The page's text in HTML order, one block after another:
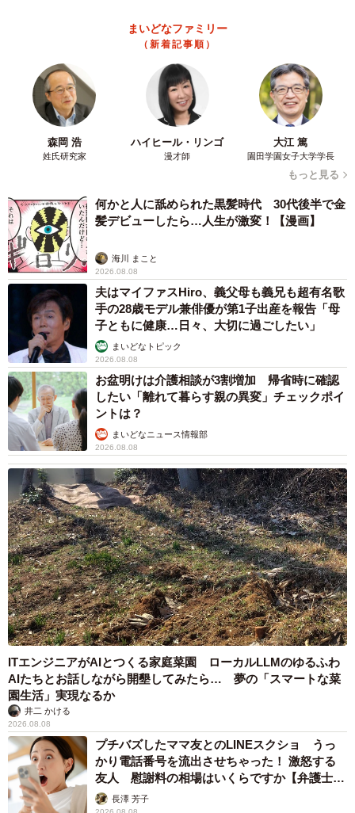
京都新聞社
2026.08.08
ターに異変 眉間にできた深いしわ、「急に老
けた？」【漫画】
赤ちゃんが気になる？ひょっこり顔を出す2匹
の猫の愛らしさに悶絶…！ 「こんなかわいい
梨木 香奈
2026.08.08
頭グラビアでは激レアなメガネルームウエア姿
まいどなニュースエンタメ部
2026.08.07
3児の母 43歳女優の肩見せコーデでファンざ
わざわ 「色っぽすぎて思わず二度見」「むっ
かしからずっと可愛い」
まいどなトピック
2026.08.07
あのちゃん、雨の日のショーパン姿に「雨が似
合う」「脚めっちゃきれい！」「水も滴る良い
アーティスト」 幻想的な近影が話題
まいどなメディア
2026.08.07
【漫画】周囲の目を気にせず遊べる！洗濯物も
干せる！最近人気の戸建ての「中庭」 ところ
が…実際住んでみて分かった後悔ポイント
中瀬 えみ
2026.08.07
難聴のお姉ちゃんに5歳の妹が手話通訳 互いに支え合う家族の
日常に反響「妹ちゃん、頼もしい」「かわいい通訳さん」